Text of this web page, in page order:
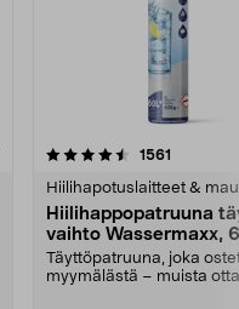
1561
Hiilihapotuslaitteet &
Hiilihappopatruuna
vaihto Wassermaxx,
Täyttöpatruuna, joka
myymälästä – muista
4.5viidestä